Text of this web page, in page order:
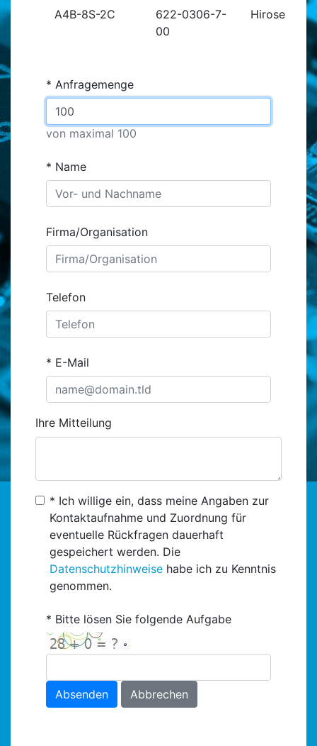
A4B-8S-2C
622-0306-7-
00
Hirose
Anfragemenge
von maximal 100
Name
Firma/Organisation
Telefon
E-Mail
Ihre Mitteilung
* Ich willige ein, dass meine Angaben zur
Kontaktaufnahme und Zuordnung für
eventuelle Rückfragen dauerhaft
gespeichert werden. Die
Datenschutzhinweise habe ich zu Kenntnis
genommen.
Bitte lösen Sie folgende Aufgabe
Absenden Abbrechen